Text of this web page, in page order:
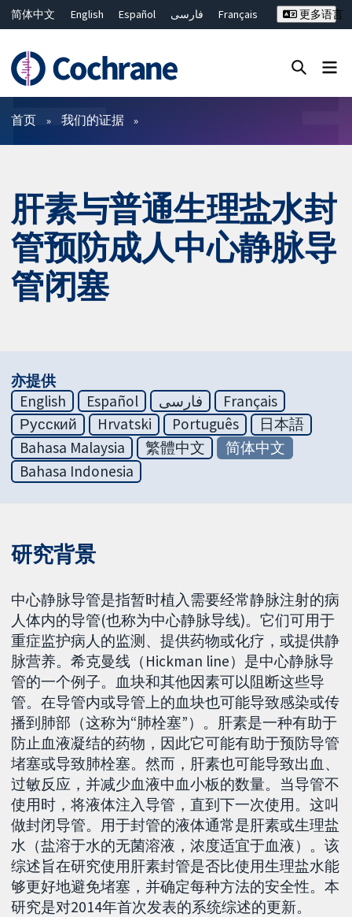
简体中文 English Español فارسی
Français
ไทย
繁體中文
更多语言
过滤
首页 我们的证据
肝素与普通生理盐水封
管预防成人中心静脉导
管闭塞
亦提供
English
Español فارسی
Français
Русский
Hrvatski Português
日本語
Bahasa Malaysia
繁體中文
简体中文
Bahasa Indonesia
研究背景
中心静脉导管是指暂时植入需要经常静脉注射的病
人体内的导管(也称为中心静脉导线)。它们可用于
重症监护病人的监测、提供药物或化疗，或提供静
脉营养。希克曼线（Hickman line）是中心静脉导
管的一个例子。血块和其他因素可以阻断这些导
管。在导管内或导管上的血块也可能导致感染或传
播到肺部（这称为“肺栓塞”）。肝素是一种有助于
防止血液凝结的药物，因此它可能有助于预防导管
堵塞或导致肺栓塞。然而，肝素也可能导致出血、
过敏反应，并减少血液中血小板的数量。当导管不
使用时，将液体注入导管，直到下一次使用。这叫
做封闭导管。用于封管的液体通常是肝素或生理盐
水（盐溶于水的无菌溶液，浓度适宜于血液）。该
综述旨在研究使用肝素封管是否比使用生理盐水能
够更好地避免堵塞，并确定每种方法的安全性。本
研究是对2014年首次发表的系统综述的更新。